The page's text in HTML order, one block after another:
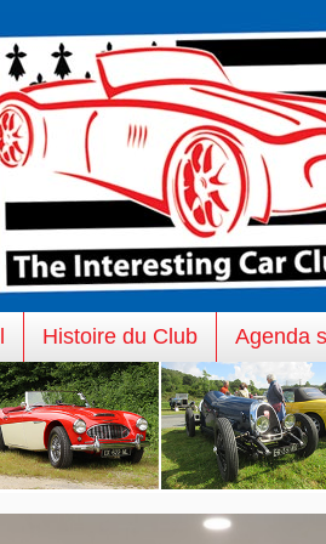
Histoire du Club Agenda